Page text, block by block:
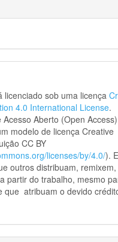
licenciado sob uma licença
4.0 International License.
Aberto (Open
modelo de licença Creative
CC BY
licenses/by/4.0/).
outros distribuam, remixem,
partir do trabalho, mesmo
que atribuam o devido